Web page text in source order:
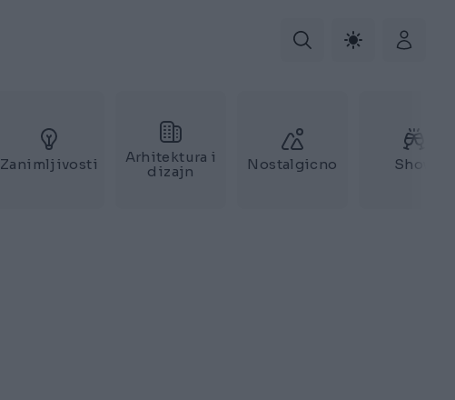
Zanimljivosti
Arhitektura i
dizajn
Nostalgicno Show